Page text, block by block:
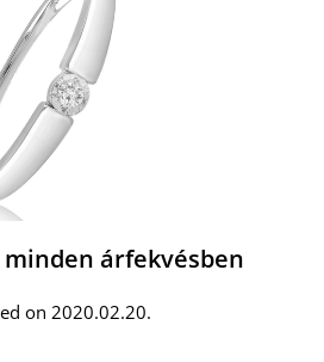
minden árfekvésben
on 2020.02.20.